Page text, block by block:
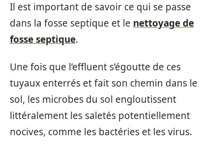
Il est important de savoir ce qui se passe
dans la fosse septique et le nettoyage de
fosse septique.
Une fois que l’effluent s’égoutte de ces
tuyaux enterrés et fait son chemin dans le
sol, les microbes du sol engloutissent
littéralement les saletés potentiellement
nocives, comme les bactéries et les virus.